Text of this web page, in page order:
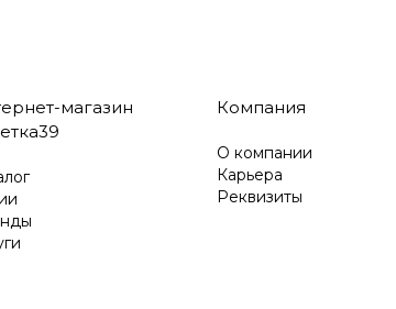
магазин
Компания
О компании
Карьера
Реквизиты